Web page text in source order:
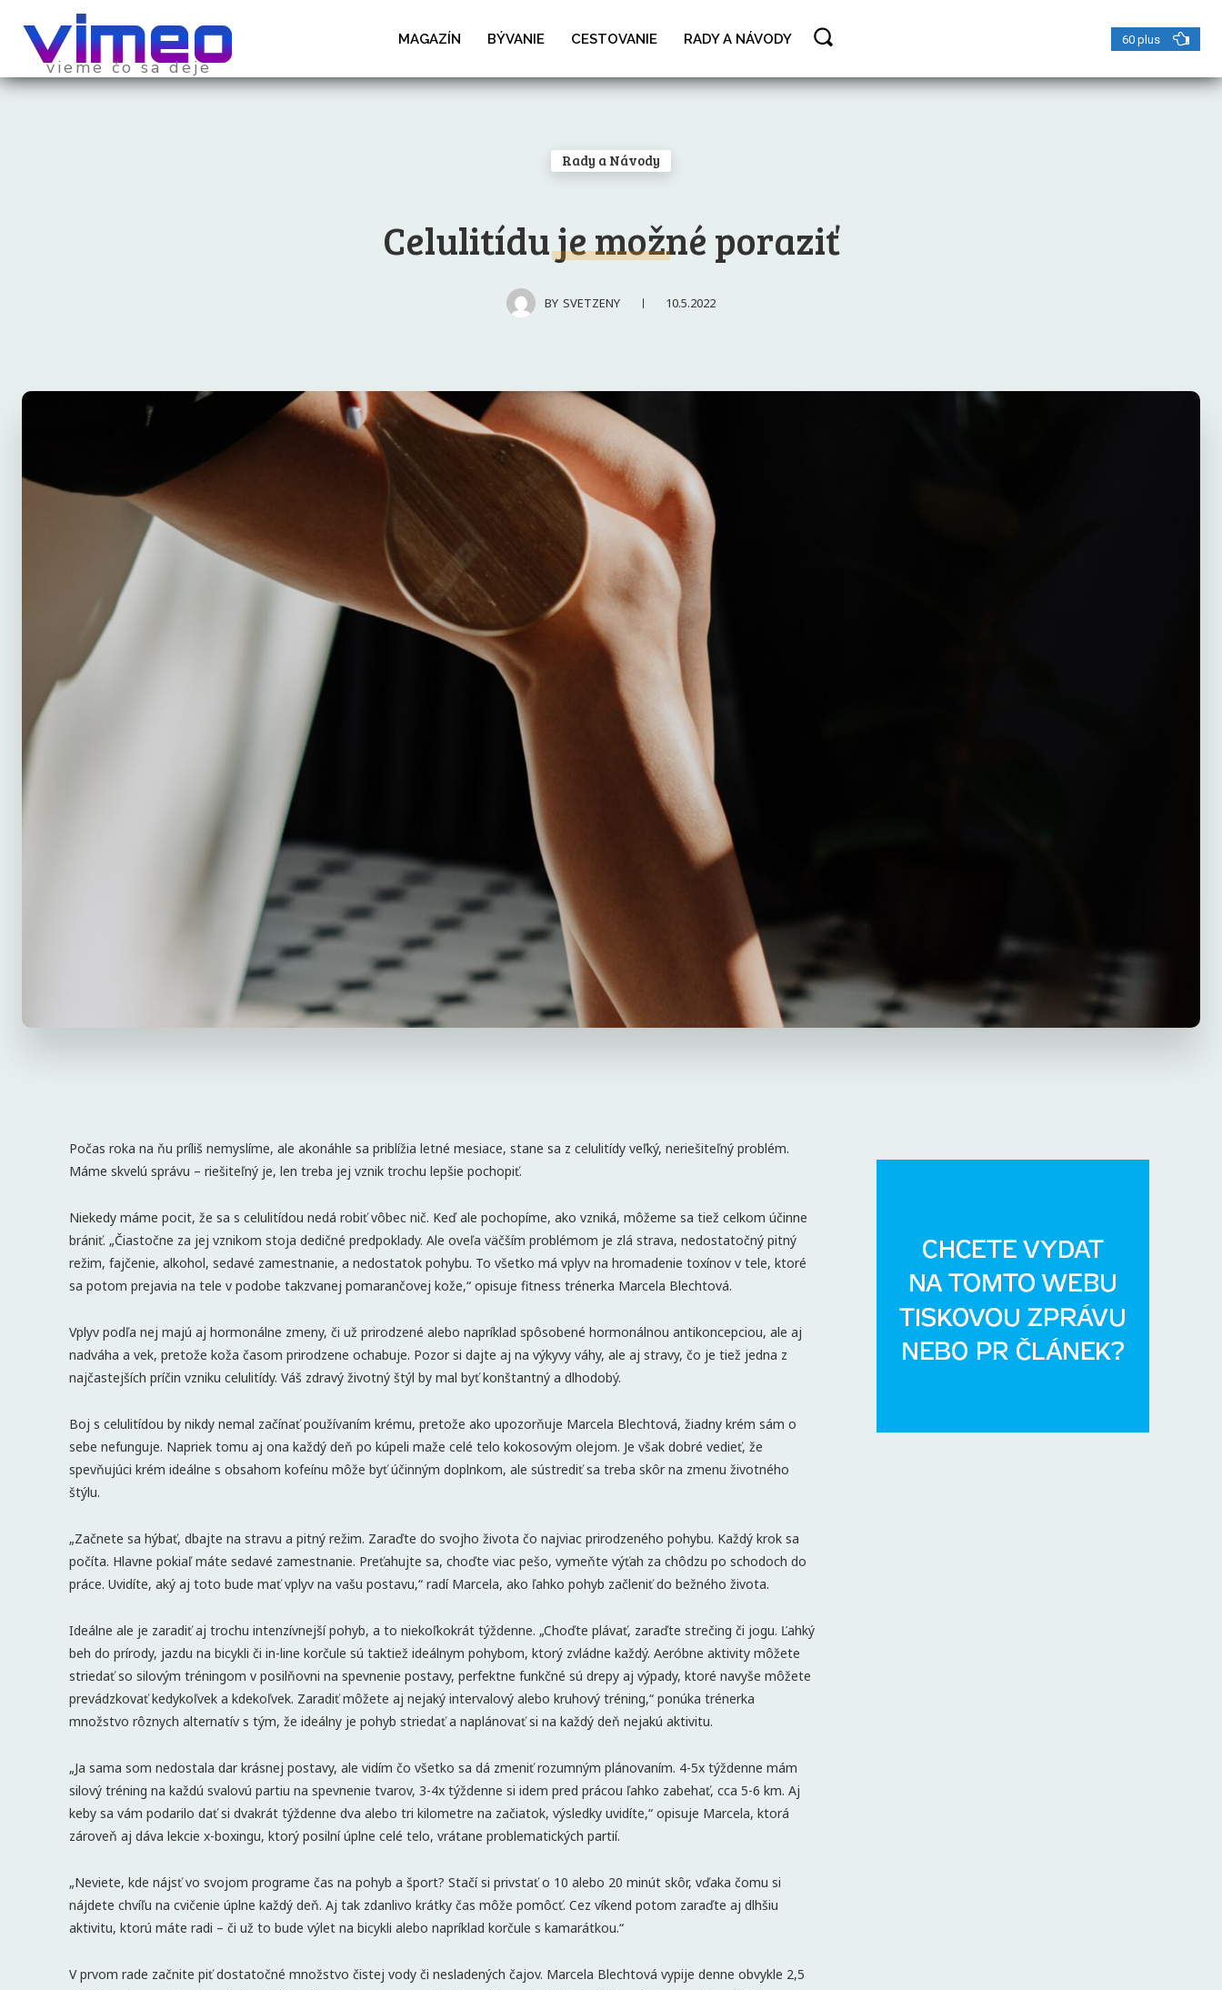
vimeo
vieme čo sa deje
MAGAZÍN BÝVANIE CESTOVANIE RADY A NÁVODY 60 plus
Rady a Návody
Celulitídu je možné poraziť
BY SVETZENY 10.5.2022
Počas roka na ňu príliš nemyslíme, ale akonáhle sa priblížia letné mesiace, stane sa z celulitídy veľký, neriešiteľný problém.
Máme skvelú správu – riešiteľný je, len treba jej vznik trochu lepšie pochopiť.
Niekedy máme pocit, že sa s celulitídou nedá robiť vôbec nič. Keď ale pochopíme, ako vzniká, môžeme sa tiež celkom účinne
brániť. „Čiastočne za jej vznikom stoja dedičné predpoklady. Ale oveľa väčším problémom je zlá strava, nedostatočný pitný
režim, fajčenie, alkohol, sedavé zamestnanie, a nedostatok pohybu. To všetko má vplyv na hromadenie toxínov v tele, ktoré
sa potom prejavia na tele v podobe takzvanej pomarančovej kože,“ opisuje fitness trénerka Marcela Blechtová.
Vplyv podľa nej majú aj hormonálne zmeny, či už prirodzené alebo napríklad spôsobené hormonálnou antikoncepciou, ale aj
nadváha a vek, pretože koža časom prirodzene ochabuje. Pozor si dajte aj na výkyvy váhy, ale aj stravy, čo je tiež jedna z
najčastejších príčin vzniku celulitídy. Váš zdravý životný štýl by mal byť konštantný a dlhodobý.
Boj s celulitídou by nikdy nemal začínať používaním krému, pretože ako upozorňuje Marcela Blechtová, žiadny krém sám o
sebe nefunguje. Napriek tomu aj ona každý deň po kúpeli maže celé telo kokosovým olejom. Je však dobré vedieť, že
spevňujúci krém ideálne s obsahom kofeínu môže byť účinným doplnkom, ale sústrediť sa treba skôr na zmenu životného
štýlu.
„Začnete sa hýbať, dbajte na stravu a pitný režim. Zaraďte do svojho života čo najviac prirodzeného pohybu. Každý krok sa
počíta. Hlavne pokiaľ máte sedavé zamestnanie. Preťahujte sa, choďte viac pešo, vymeňte výťah za chôdzu po schodoch do
práce. Uvidíte, aký aj toto bude mať vplyv na vašu postavu,“ radí Marcela, ako ľahko pohyb začleniť do bežného života.
Ideálne ale je zaradiť aj trochu intenzívnejší pohyb, a to niekoľkokrát týždenne. „Choďte plávať, zaraďte strečing či jogu. Ľahký
beh do prírody, jazdu na bicykli či in-line korčule sú taktiež ideálnym pohybom, ktorý zvládne každý. Aeróbne aktivity môžete
striedať so silovým tréningom v posilňovni na spevnenie postavy, perfektne funkčné sú drepy aj výpady, ktoré navyše môžete
prevádzkovať kedykoľvek a kdekoľvek. Zaradiť môžete aj nejaký intervalový alebo kruhový tréning,“ ponúka trénerka
množstvo rôznych alternatív s tým, že ideálny je pohyb striedať a naplánovať si na každý deň nejakú aktivitu.
„Ja sama som nedostala dar krásnej postavy, ale vidím čo všetko sa dá zmeniť rozumným plánovaním. 4-5x týždenne mám
silový tréning na každú svalovú partiu na spevnenie tvarov, 3-4x týždenne si idem pred prácou ľahko zabehať, cca 5-6 km. Aj
keby sa vám podarilo dať si dvakrát týždenne dva alebo tri kilometre na začiatok, výsledky uvidíte,“ opisuje Marcela, ktorá
zároveň aj dáva lekcie x-boxingu, ktorý posilní úplne celé telo, vrátane problematických partií.
„Neviete, kde nájsť vo svojom programe čas na pohyb a šport? Stačí si privstať o 10 alebo 20 minút skôr, vďaka čomu si
nájdete chvíľu na cvičenie úplne každý deň. Aj tak zdanlivo krátky čas môže pomôcť. Cez víkend potom zaraďte aj dlhšiu
aktivitu, ktorú máte radi – či už to bude výlet na bicykli alebo napríklad korčule s kamarátkou.“
V prvom rade začnite piť dostatočné množstvo čistej vody či nesladených čajov. Marcela Blechtová vypije denne obvykle 2,5